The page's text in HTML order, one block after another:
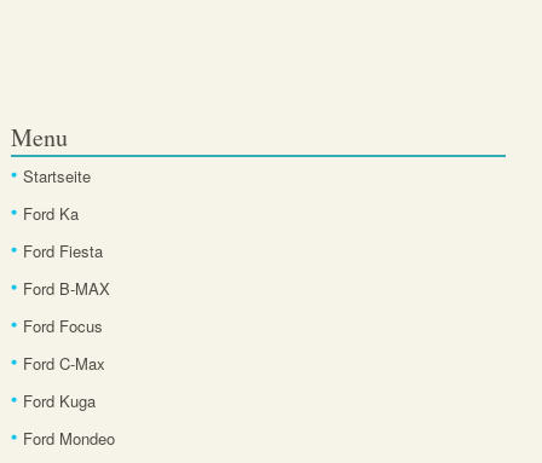
Menu
Startseite
Ford Ka
Ford Fiesta
Ford B-MAX
Ford Focus
Ford C-Max
Ford Kuga
Ford Mondeo